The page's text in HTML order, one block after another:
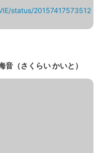
status/20157417573512
（さくらい かいと）